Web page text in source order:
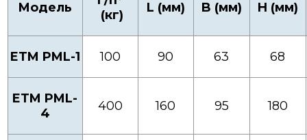
Модель
(кг)
L (мм) B (мм) H (мм)
ETM PML-1 100 90 63 68
ETM PML-
4
400 160 95 180